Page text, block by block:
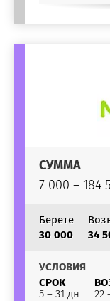
СУММА
7 000 – 184
Берете
30 000
34
УСЛОВИЯ
СРОК
5 – 31 дн
22